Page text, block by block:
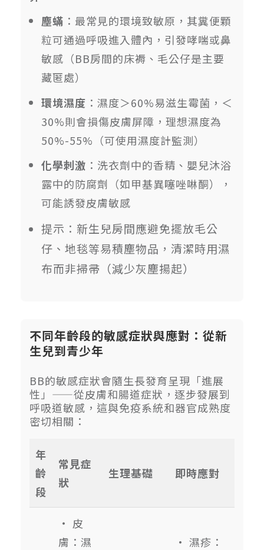
塵蟎 ：最常見的環境致敏原，其糞便顆
粒可通過呼吸進入體內，引發哮喘或鼻
敏感（BB房間的床褥、毛公仔是主要
藏匿處）
環境濕度 ：濕度＞60%易滋生霉菌，＜
30%則會損傷皮膚屏障，理想濕度為
50%-55%（可使用濕度計監測）
化學刺激 ：洗衣劑中的香精、嬰兒沐浴
露中的防腐劑（如甲基異噻唑啉酮），
可能誘發皮膚敏感
提示：新生兒房間應避免擺放毛公
仔、地毯等易積塵物品，清潔時用濕
布而非掃帚（減少灰塵揚起）
不同年齡段的敏感症狀與應對：從新
生兒到青少年
BB的敏感症狀會隨生長發育呈現「進展
性」——從皮膚和腸道症狀，逐步發展到
呼吸道敏感，這與免疫系統和器官成熟度
密切相關：
年
齡
段
常見症
狀
生理基礎 即時應對
• 皮
膚：濕
• 濕疹：